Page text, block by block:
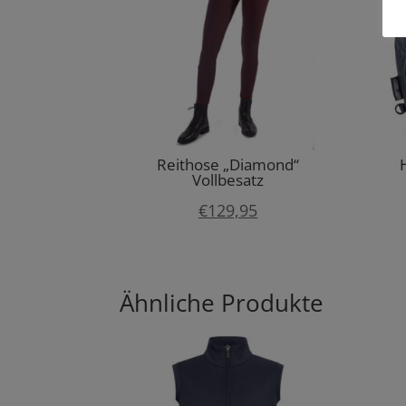
Reithose „Diamond“
Vollbesatz
€129,95
Ähnliche Produkte